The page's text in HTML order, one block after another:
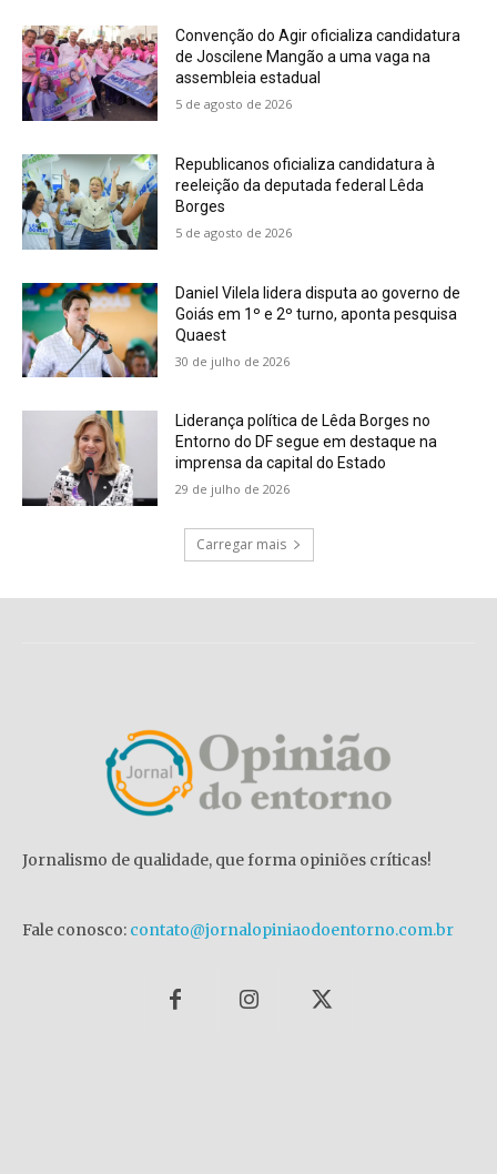
Convenção do Agir oficializa candidatura
de Joscilene Mangão a uma vaga na
assembleia estadual
5 de agosto de 2026
Republicanos oficializa candidatura à
reeleição da deputada federal Lêda
Borges
5 de agosto de 2026
Daniel Vilela lidera disputa ao governo de
Goiás em 1º e 2º turno, aponta pesquisa
Quaest
30 de julho de 2026
Liderança política de Lêda Borges no
Entorno do DF segue em destaque na
imprensa da capital do Estado
29 de julho de 2026
Carregar mais
Jornalismo de qualidade, que forma opiniões críticas!
Fale conosco: contato@jornalopiniaodoentorno.com.br